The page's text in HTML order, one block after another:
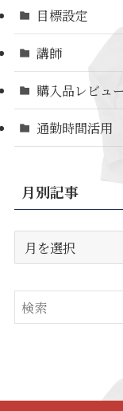
目標設定
講師
購入品レビュ
通勤時間活用
月別記事
別
事